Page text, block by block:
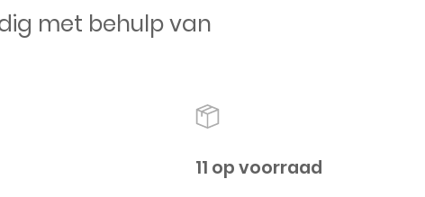
met behulp van
11 op voorraad